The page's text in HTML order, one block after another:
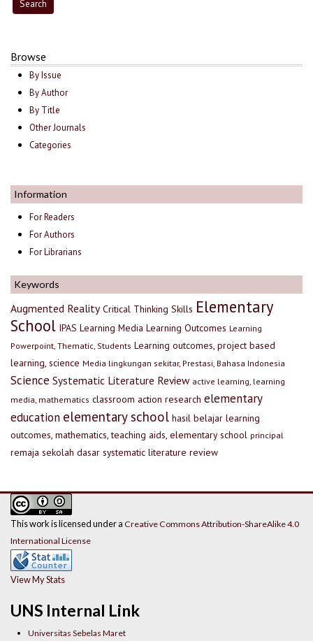
Browse
By Issue
By Author
By Title
Other Journals
Categories
Information
For Readers
For Authors
For Librarians
Keywords
Augmented Reality Critical Thinking Skills Elementary
School IPAS Learning Media Learning Outcomes Learning
Powerpoint, Thematic, Students Learning outcomes, project based
learning, science Media lingkungan sekitar, Prestasi, Bahasa Indonesia
Science Systematic Literature Review active learning, learning
media, mathematics classroom action research elementary
education elementary school hasil belajar learning
outcomes, mathematics, teaching aids, elementary school principal
remaja sekolah dasar systematic literature review
UNS Internal Link
Universitas Sebelas Maret
This work is licensed under a Creative Commons Attribution-ShareAlike 4.0
International License
View My Stats